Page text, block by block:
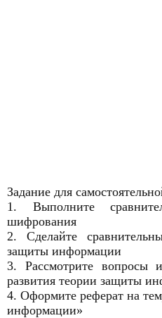
Задание для
1. Выполните
шифрования
2. Сделайте
защиты информации
3. Рассмотрите вопросы
развития теории защиты
4. Оформите реферат на
информации»